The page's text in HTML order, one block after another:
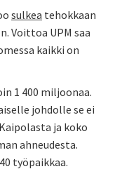
sulkea tehokkaan
Voittoa UPM saa
kaikki on
1 400 miljoonaa.
johdolle se ei
ja koko
ahneudesta.
työpaikkaa.